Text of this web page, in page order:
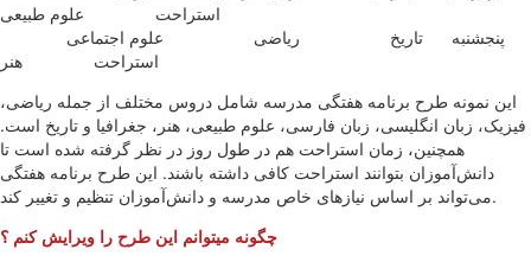
استراحت علوم طبیعی
پنجشنبه تاریخ ریاضی علوم اجتماعی
استراحت هنر
این نمونه طرح برنامه هفتگی مدرسه شامل دروس مختلف از جمله ریاضی،
فیزیک، زبان انگلیسی، زبان فارسی، علوم طبیعی، هنر، جغرافیا و تاریخ است.
همچنین، زمان استراحت هم در طول روز در نظر گرفته شده است تا
دانش‌آموزان بتوانند استراحت کافی داشته باشند. این طرح برنامه هفتگی
می‌تواند بر اساس نیازهای خاص مدرسه و دانش‌آموزان تنظیم و تغییر کند.
چگونه میتوانم این طرح را ویرایش کنم ؟